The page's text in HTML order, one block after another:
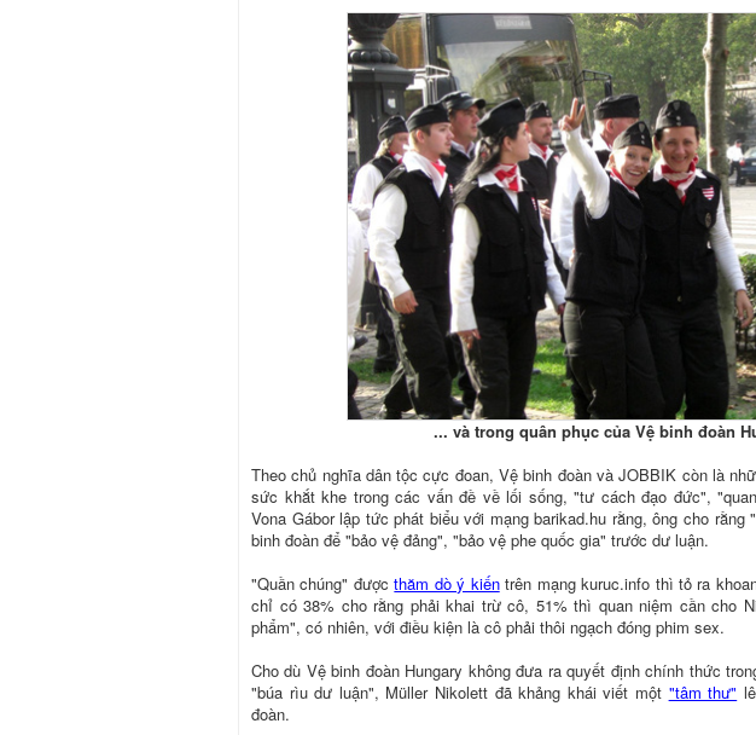
... và trong quân phục của Vệ binh đoàn
Theo chủ nghĩa dân tộc cực đoan, Vệ binh đoàn và JOBBIK còn là
sức khắt khe trong các vấn đề về lối sống, "tư cách đạo đức",
Vona Gábor lập tức phát biểu với mạng barikad.hu rằng, ông cho
binh đoàn để "bảo vệ đảng", "bảo vệ phe quốc gia" trước dư luận.
"Quần chúng" đượcthăm dò ý kiếntrên mạng kuruc.info thì tỏ ra
chỉ có 38% cho rằng phải khai trừ cô, 51% thì quan niệm cần cho
phẩm", có nhiên, với điều kiện là cô phải thôi ngạch đóng phim sex.
Cho dù Vệ binh đoàn Hungary không đưa ra quyết định chính thức
"búa rìu dư luận", Müller Nikolett đã khảng khái viết một "tâm thư"
đoàn.